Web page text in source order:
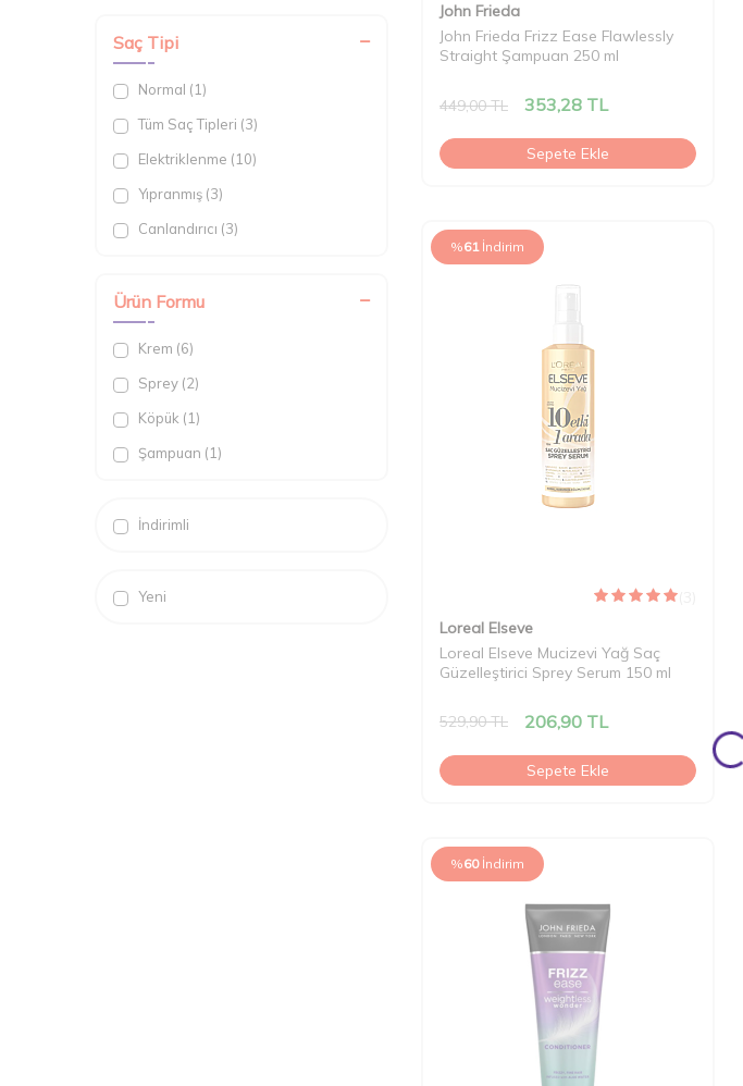
Saç Tipi
Normal (1)
Tüm Saç Tipleri (3)
Elektriklenme (10)
Yıpranmış (3)
Canlandırıcı (3)
Ürün Formu
Krem (6)
Sprey (2)
Köpük (1)
Şampuan (1)
İndirimli
Yeni
John Frieda
John Frieda Frizz Ease Flawlessly
Straight Şampuan 250 ml
449,00TL 353,28 TL
Sepete Ekle
%61 İndirim
(3)
Loreal Elseve
Loreal Elseve Mucizevi Yağ Saç
Güzelleştirici Sprey Serum 150 ml
529,90TL 206,90 TL
Sepete Ekle
%60 İndirim